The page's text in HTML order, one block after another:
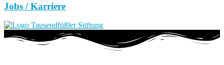
Jobs / Karriere